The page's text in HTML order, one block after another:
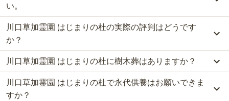
が約7万円からお求めいただけます。
なお、川口草加霊園 はじまりの杜がある埼玉県の相場は、一般墓が
約97万円（墓石代別途）、樹木葬が約54万円です。
お墓は、価格が高いものがよい、安いものが悪い、という訳ではあ
りません。大切なのは、ご家族が心から納得し、安心してお参りで
きる場所を選ぶことです。
い。
公共交通機関の場合、埼玉高速鉄道「戸塚安行駅」から徒歩約10分
です。
車の場合、首都高速川口線「安行インター」から車で約5分です。
詳しいルートや地図は、本ページの「地図・交通アクセス」欄をご
確認ください。
川口草加霊園 はじまりの杜の実際の評判はどうです
か？
当サイトに寄せられた総合評価は、4.1点です。特に周辺施設が高
く評価されています。
利用者様からは「周辺環境については、自然がとても豊かな環境に
あり、食事をするとこともありますので、とてもよいと思いまし
川口草加霊園 はじまりの杜に樹木葬はありますか？
はい、川口草加霊園 はじまりの杜には4種類の樹木葬がございま
す。
川口草加霊園 はじまりの杜で永代供養はお願いできま
すか？